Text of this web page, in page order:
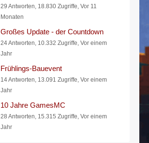
29 Antworten, 18.830 Zugriffe, Vor 11
Monaten
Großes Update - der Countdown
24 Antworten, 10.332 Zugriffe, Vor einem
Jahr
Frühlings-Bauevent
14 Antworten, 13.091 Zugriffe, Vor einem
Jahr
10 Jahre GamesMC
28 Antworten, 15.315 Zugriffe, Vor einem
Jahr